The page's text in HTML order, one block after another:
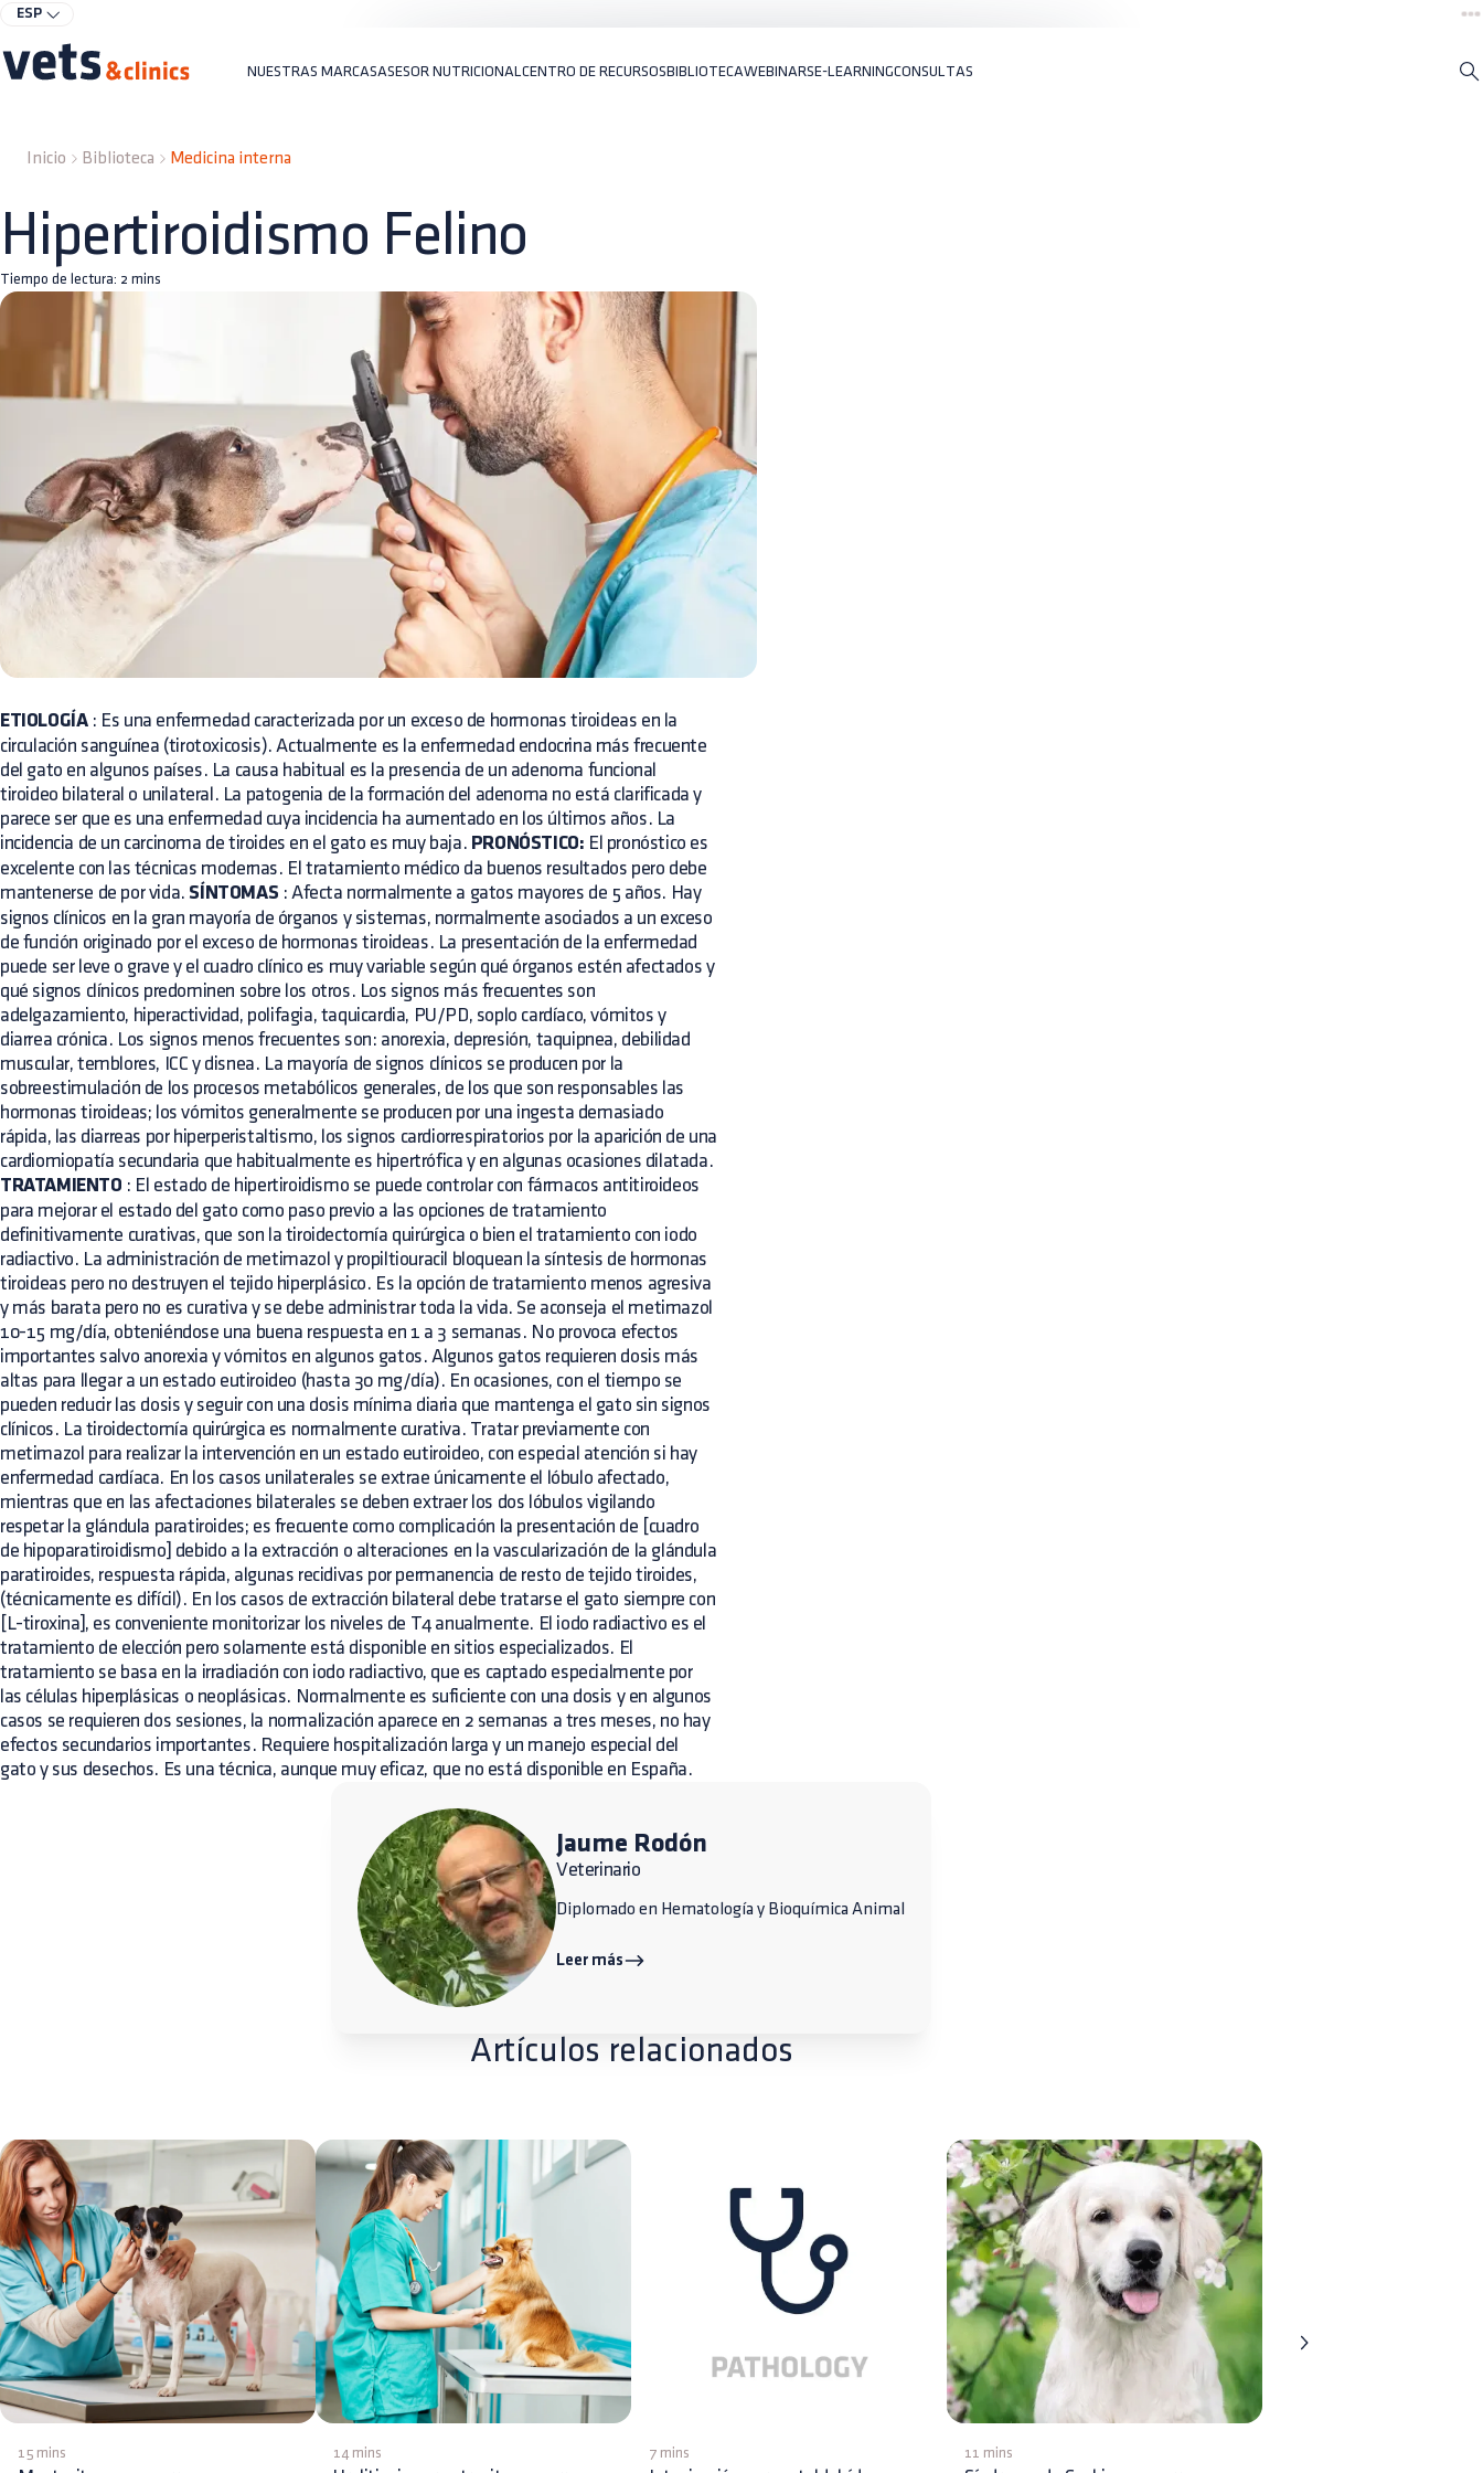
ESP
NUESTRAS MARCASASESOR NUTRICIONAL CENTRO DE RECURSOSBIBLIOTECAWEBINARSE-LEARNINGCONSULTAS
Inicio Biblioteca Medicina interna
Hipertiroidismo Felino
Tiempo de lectura: 2 mins
ETIOLOGÍA: Es una enfermedad caracterizada por un exceso de hormonas tiroideas en la
circulación sanguínea (tirotoxicosis). Actualmente es la enfermedad endocrina más frecuente
del gato en algunos países. La causa habitual es la presencia de un adenoma funcional
tiroideo bilateral o unilateral. La patogenia de la formación del adenoma no está clarificada y
parece ser que es una enfermedad cuya incidencia ha aumentado en los últimos años. La
incidencia de un carcinoma de tiroides en el gato es muy baja. PRONÓSTICO: El pronóstico es
excelente con las técnicas modernas. El tratamiento médico da buenos resultados pero debe
mantenerse de por vida. SÍNTOMAS : Afecta normalmente a gatos mayores de 5 años. Hay
signos clínicos en la gran mayoría de órganos y sistemas, normalmente asociados a un exceso
de función originado por el exceso de hormonas tiroideas. La presentación de la enfermedad
puede ser leve o grave y el cuadro clínico es muy variable según qué órganos estén afectados y
qué signos clínicos predominen sobre los otros. Los signos más frecuentes son
adelgazamiento, hiperactividad, polifagia, taquicardia, PU/PD, soplo cardíaco, vómitos y
diarrea crónica. Los signos menos frecuentes son: anorexia, depresión, taquipnea, debilidad
muscular, temblores, ICC y disnea. La mayoría de signos clínicos se producen por la
sobreestimulación de los procesos metabólicos generales, de los que son responsables las
hormonas tiroideas; los vómitos generalmente se producen por una ingesta demasiado
rápida, las diarreas por hiperperistaltismo, los signos cardiorrespiratorios por la aparición de una
cardiomiopatía secundaria que habitualmente es hipertrófica y en algunas ocasiones dilatada.
TRATAMIENTO : El estado de hipertiroidismo se puede controlar con fármacos antitiroideos
para mejorar el estado del gato como paso previo a las opciones de tratamiento
definitivamente curativas, que son la tiroidectomía quirúrgica o bien el tratamiento con iodo
radiactivo. La administración de metimazol y propiltiouracil bloquean la síntesis de hormonas
tiroideas pero no destruyen el tejido hiperplásico. Es la opción de tratamiento menos agresiva
y más barata pero no es curativa y se debe administrar toda la vida. Se aconseja el metimazol
10-15 mg/día, obteniéndose una buena respuesta en 1 a 3 semanas. No provoca efectos
importantes salvo anorexia y vómitos en algunos gatos. Algunos gatos requieren dosis más
altas para llegar a un estado eutiroideo (hasta 30 mg/día). En ocasiones, con el tiempo se
pueden reducir las dosis y seguir con una dosis mínima diaria que mantenga el gato sin signos
clínicos. La tiroidectomía quirúrgica es normalmente curativa. Tratar previamente con
metimazol para realizar la intervención en un estado eutiroideo, con especial atención si hay
enfermedad cardíaca. En los casos unilaterales se extrae únicamente el lóbulo afectado,
mientras que en las afectaciones bilaterales se deben extraer los dos lóbulos vigilando
respetar la glándula paratiroides; es frecuente como complicación la presentación de [cuadro
de hipoparatiroidismo] debido a la extracción o alteraciones en la vascularización de la glándula
paratiroides, respuesta rápida, algunas recidivas por permanencia de resto de tejido tiroides,
(técnicamente es difícil). En los casos de extracción bilateral debe tratarse el gato siempre con
[L-tiroxina], es conveniente monitorizar los niveles de T4 anualmente. El iodo radiactivo es el
tratamiento de elección pero solamente está disponible en sitios especializados. El
tratamiento se basa en la irradiación con iodo radiactivo, que es captado especialmente por
las células hiperplásicas o neoplásicas. Normalmente es suficiente con una dosis y en algunos
casos se requieren dos sesiones, la normalización aparece en 2 semanas a tres meses, no hay
efectos secundarios importantes. Requiere hospitalización larga y un manejo especial del
gato y sus desechos. Es una técnica, aunque muy eficaz, que no está disponible en España.
Jaume Rodón
Veterinario
Diplomado en Hematología y Bioquímica Animal
Leer más
Artículos relacionados
15 mins 14 mins 7 mins 11 mins